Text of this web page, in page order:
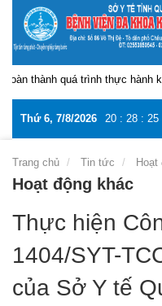
thành quá trình thực hành
Thứ 6, 7/8/2026 20 : 28 : 25
Trang chủ Tin tức Hoạt
Hoạt động khác
Thực hiện
1404/SYT-
của Sở Y tế